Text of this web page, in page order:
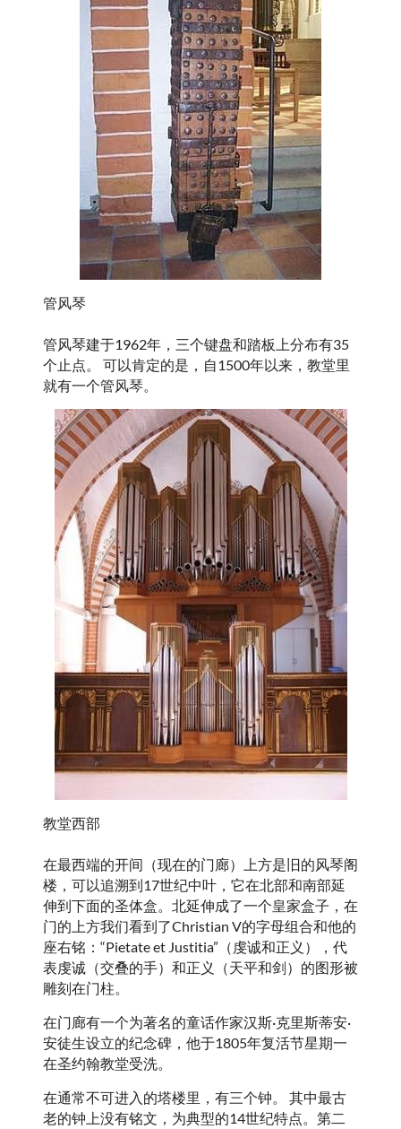
管风琴
管风琴建于1962年，三个键盘和踏板上分布有35
个止点。 可以肯定的是，自1500年以来，教堂里
就有一个管风琴。
教堂西部
在最西端的开间（现在的门廊）上方是旧的风琴阁
楼，可以追溯到17世纪中叶，它在北部和南部延
伸到下面的圣体盒。北延伸成了一个皇家盒子，在
门的上方我们看到了Christian V的字母组合和他的
座右铭：“Pietate et Justitia”（虔诚和正义），代
表虔诚（交叠的手）和正义（天平和剑）的图形被
雕刻在门柱。
在门廊有一个为著名的童话作家汉斯·克里斯蒂安·
安徒生设立的纪念碑，他于1805年复活节星期一
在圣约翰教堂受洗。
在通常不可进入的塔楼里，有三个钟。 其中最古
老的钟上没有铭文，为典型的14世纪特点。第二